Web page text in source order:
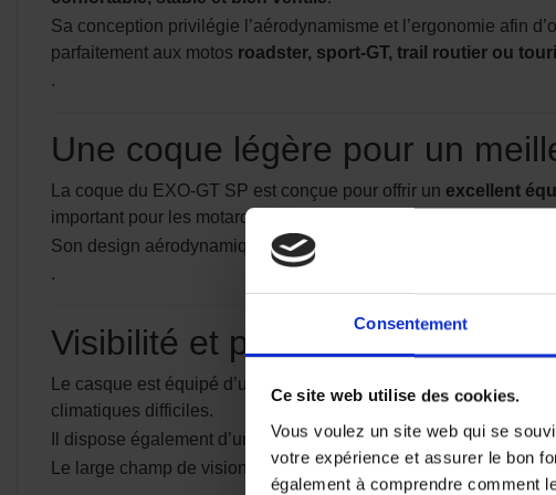
Consentement
Ce site web utilise des cookies.
Vous voulez un site web qui se
votre expérience et assurer le bon
également à comprendre comment
Sa conception privilégie l’aérodynamisme et l’ergonomie afin
parfaitement aux motos roadster, sport-GT, trail routier ou
.
Une coque légère pour un
La coque du EXO-GT SP est conçue pour offrir un excellent
important pour les motards qui roulent régulièrement ou sur de
Son design aérodynamique améliore également la
.
Visibilité et protection optimales
Le casque est équipé d’un écran principal
climatiques difficiles.
Il dispose également d’un
écran solaire interne SpeedView,
Le large champ de vision permet au pilote de bénéficier d’une